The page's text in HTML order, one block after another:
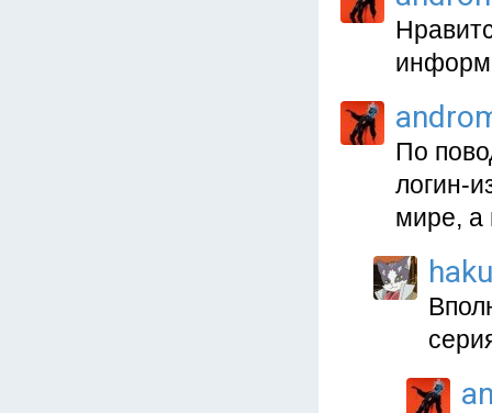
По
логин-
мире, а